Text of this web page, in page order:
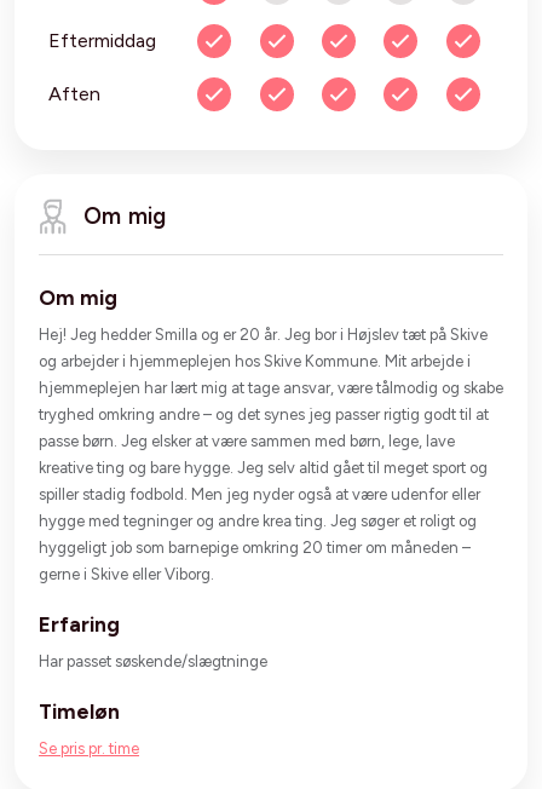
Eftermiddag
Aften
Om mig
Om mig
Hej! Jeg hedder Smilla og er 20 år. Jeg bor i Højslev tæt på Skive
og arbejder i hjemmeplejen hos Skive Kommune. Mit arbejde i
hjemmeplejen har lært mig at tage ansvar, være tålmodig og skabe
tryghed omkring andre – og det synes jeg passer rigtig godt til at
passe børn. Jeg elsker at være sammen med børn, lege, lave
kreative ting og bare hygge. Jeg selv altid gået til meget sport og
spiller stadig fodbold. Men jeg nyder også at være udenfor eller
hygge med tegninger og andre krea ting. Jeg søger et roligt og
hyggeligt job som barnepige omkring 20 timer om måneden –
gerne i Skive eller Viborg.
Erfaring
Har passet søskende/slægtninge
Timeløn
Se pris pr. time